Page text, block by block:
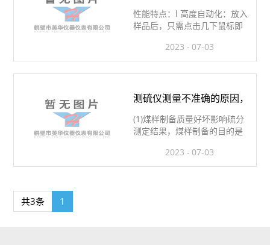
性能特点：l 高度自动化：放入
样品后，只需点击几下鼠标即
操作简单。l 测试准确：经过对
二十多个标准煤样的测试，其
结果均准确无误；与国标方法
求；l 效
07-03
2023
测硫仪测量不准确的原因，
怎么办
(1)煤样制备质量好坏影响硫分
测定结果，煤样制备的目的是
合和缩分等程序制备成有代表
性分析用的煤样。煤样应按标
07-03
2023
共3条 1